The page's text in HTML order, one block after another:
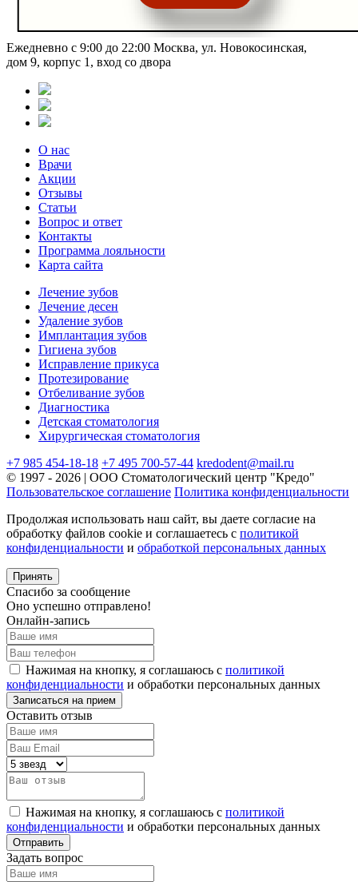
Ежедневно с 9:00 до 22:00 Москва, ул. Новокосинская,
дом 9, корпус 1, вход со двора
О нас
Врачи
Акции
Отзывы
Статьи
Вопрос и ответ
Контакты
Программа лояльности
Карта сайта
Лечение зубов
Лечение десен
Удаление зубов
Имплантация зубов
Гигиена зубов
Исправление прикуса
Протезирование
Отбеливание зубов
Диагностика
Детская стоматология
Хирургическая стоматология
+7 985 454-18-18 +7 495 700-57-44 kredodent@mail.ru
© 1997 - 2026 | ООО Стоматологический центр "Кредо"
Пользовательское соглашение Политика конфиденциальности
Продолжая использовать наш сайт, вы даете согласие на
обработку файлов cookie и соглашаетесь с политикой
конфиденциальности и обработкой персональных данных
Принять
Спасибо за сообщение
Оно успешно отправлено!
Онлайн-запись
Нажимая на кнопку, я соглашаюсь с политикой
конфиденциальности и обработки персональных данных
Оставить отзыв
Нажимая на кнопку, я соглашаюсь с политикой
конфиденциальности и обработки персональных данных
Задать вопрос